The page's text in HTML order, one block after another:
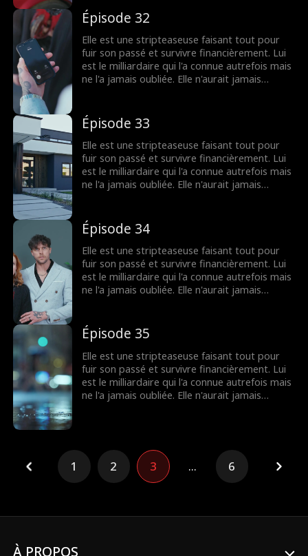
demande en mariage. À présent, elle est prise
au piège, entre cacher leur mariage secret et
étouffer les rumeurs qui pourraient tous les
deux les anéantir... tout en essayant de savoir
s'il l’aime vraiment, ou s'il veut juste la
posséder.
Épisode 32
Elle est une stripteaseuse faisant tout pour
fuir son passé et survivre financièrement. Lui
est le milliardaire qui l'a connue autrefois mais
ne l'a jamais oubliée. Elle n'aurait jamais
demande en mariage. À présent, elle est prise
au piège, entre cacher leur mariage secret et
étouffer les rumeurs qui pourraient tous les
deux les anéantir... tout en essayant de savoir
s'il l’aime vraiment, ou s'il veut juste la
posséder.
Épisode 33
Elle est une stripteaseuse faisant tout pour
fuir son passé et survivre financièrement. Lui
est le milliardaire qui l'a connue autrefois mais
ne l'a jamais oubliée. Elle n'aurait jamais
demande en mariage. À présent, elle est prise
au piège, entre cacher leur mariage secret et
étouffer les rumeurs qui pourraient tous les
deux les anéantir... tout en essayant de savoir
s'il l’aime vraiment, ou s'il veut juste la
posséder.
Épisode 34
Elle est une stripteaseuse faisant tout pour
fuir son passé et survivre financièrement. Lui
est le milliardaire qui l'a connue autrefois mais
ne l'a jamais oubliée. Elle n'aurait jamais
demande en mariage. À présent, elle est prise
au piège, entre cacher leur mariage secret et
étouffer les rumeurs qui pourraient tous les
deux les anéantir... tout en essayant de savoir
s'il l’aime vraiment, ou s'il veut juste la
posséder.
Épisode 35
Elle est une stripteaseuse faisant tout pour
fuir son passé et survivre financièrement. Lui
est le milliardaire qui l'a connue autrefois mais
ne l'a jamais oubliée. Elle n'aurait jamais
au piège, entre cacher leur mariage secret et
étouffer les rumeurs qui pourraient tous les
deux les anéantir... tout en essayant de savoir
s'il l’aime vraiment, ou s'il veut juste la
1 2 3 ... 6
À PROPOS